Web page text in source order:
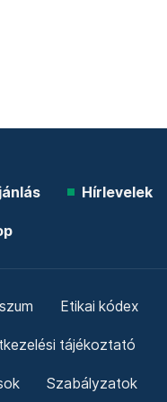
Hírlevelek
Etikai kódex
tájékoztató
Szabályzatok